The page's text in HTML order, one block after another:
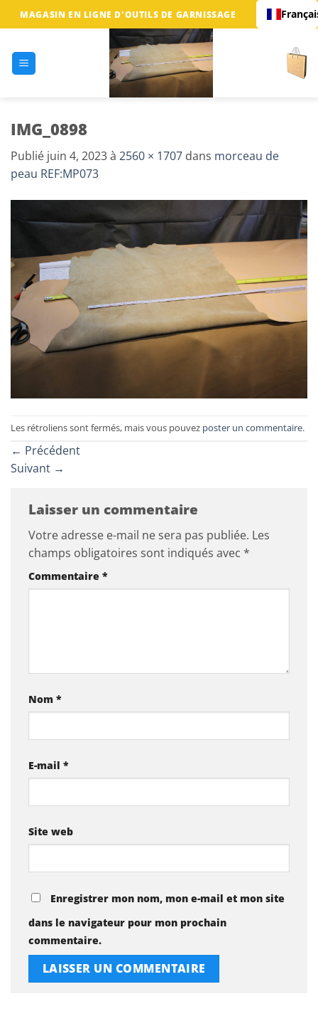
Passer
au
MAGASIN EN LIGNE D'OUTILS DE GARNISSAGE
IMG_0898
Publié juin 4, 2023à 2560 × 1707 dans morceau de
peau REF:MP073
Les rétroliens sont fermés, mais vous pouvez poster un commentaire.
← Précédent
Suivant →
Laisser un commentaire
Votre adresse e-mail ne sera pas publiée. Les
champs obligatoires sont indiqués avec *
Commentaire *
Nom *
E-mail *
Site web
Enregistrer mon nom, mon e-mail et mon site
dans le navigateur pour mon prochain
commentaire.